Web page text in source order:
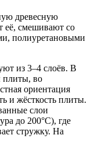
древесную
её, смешивают со
полиуретановыми
из 3–4 слоёв. В
плиты, во
ориентация
и жёсткость плиты.
слои
до 200°C), где
стружку. На